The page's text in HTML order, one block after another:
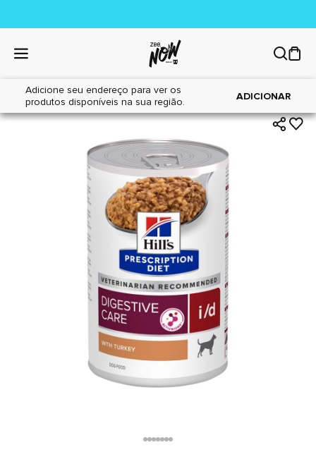
Adicione seu endereço para ver os
produtos disponíveis na sua região.
ADICIONAR
Home|Cães|Alimentos